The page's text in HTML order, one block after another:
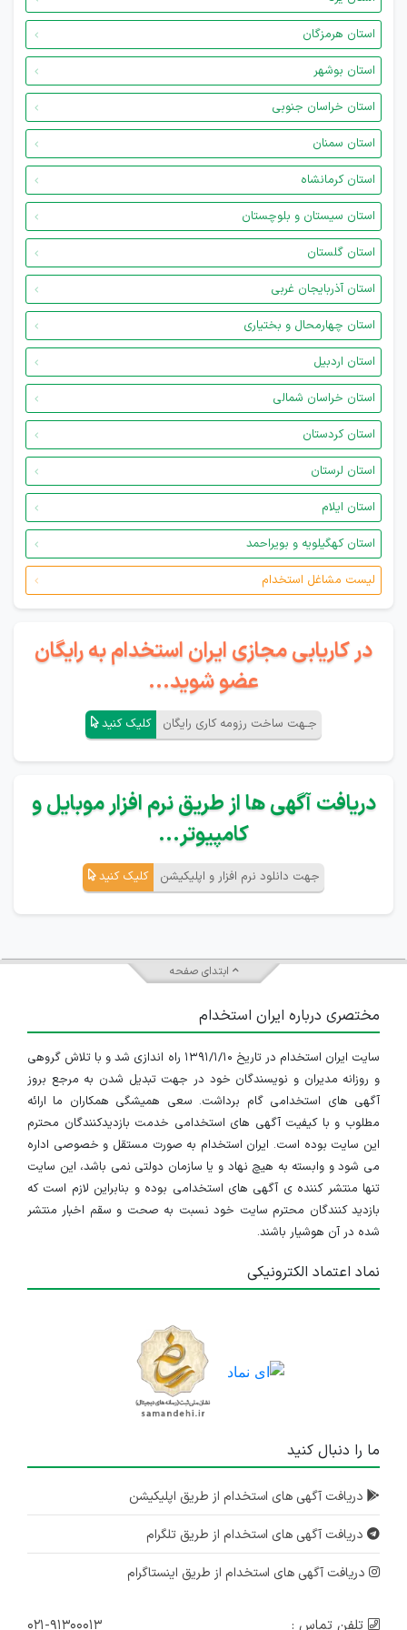
استان هرمزگان
استان بوشهر
استان خراسان جنوبی
استان سمنان
استان کرمانشاه
استان سیستان و بلوچستان
استان گلستان
استان آذربایجان غربی
استان چهارمحال و بختیاری
استان اردبیل
استان خراسان شمالی
استان کردستان
استان لرستان
استان ایلام
استان کهگیلویه و بویراحمد
لیست مشاغل استخدام
در کاریابی مجازی ایران استخدام به رایگان
عضو شوید...
جـهت ساخت رزومه کاری رایگان کلیک کنید
دریافت آگهی ها از طریق نرم افزار موبایل و
کامپیوتر...
جهت دانلود نرم افزار و اپلیکیشن کلیک کنید
ابتدای صفحه
مختصری درباره ایران استخدام
سایت ایران استخدام در تاریخ ۱۳۹۱/۱/۱۰ راه اندازی شد و با تلاش گروهی
و روزانه مدیران و نویسندگان خود در جهت تبدیل شدن به مرجع بروز
آگهی های استخدامی گام برداشت. سعی همیشگی همکاران ما ارائه
مطلوب و با کیفیت آگهی های استخدامی خدمت بازدیدکنندگان محترم
این سایت بوده است. ایران استخدام به صورت مستقل و خصوصی اداره
می شود و وابسته به هیچ نهاد و یا سازمان دولتی نمی باشد، این سایت
تنها منتشر کننده ی آگهی های استخدامی بوده و بنابراین لازم است که
بازدید کنندگان محترم سایت خود نسبت به صحت و سقم اخبار منتشر
شده در آن هوشیار باشند.
نماد اعتماد الکترونیکی
ما را دنبال کنید
دریافت آگهی های استخدام از طریق اپلیکیشن
دریافت آگهی های استخدام از طریق تلگرام
دریافت آگهی های استخدام از طریق اینستاگرام